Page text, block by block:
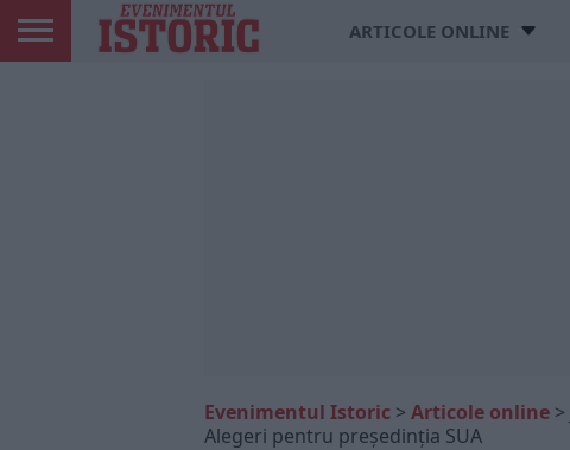
ARTICOLE ONLINE
Evenimentul Istoric > Articole online >
Alegeri pentru președinția SUA